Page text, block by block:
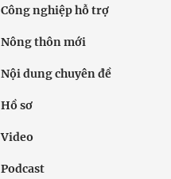
Công nghiệp hỗ trợ
Nông thôn mới
Nội dung chuyên đề
Hồ sơ
Video
Podcast